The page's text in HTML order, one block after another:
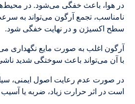
در هوا، باعث خفگی می‌شود. در
نامناسب، تجمع آرگون می‌تواند به
سطح اکسیژن و در نهایت خفگی شود.
آرگون اغلب به صورت مایع نگهداری
با آن می‌تواند باعث سوختگی شدید
در صورت عدم رعایت اصول ایمنی،
است در اثر حرارت زیاد، ضربه یا